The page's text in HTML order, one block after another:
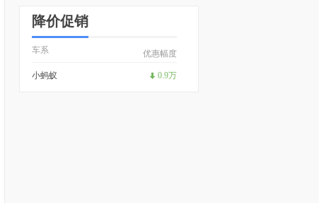
降价促销
车系 优惠幅度
小蚂蚁 0.9万